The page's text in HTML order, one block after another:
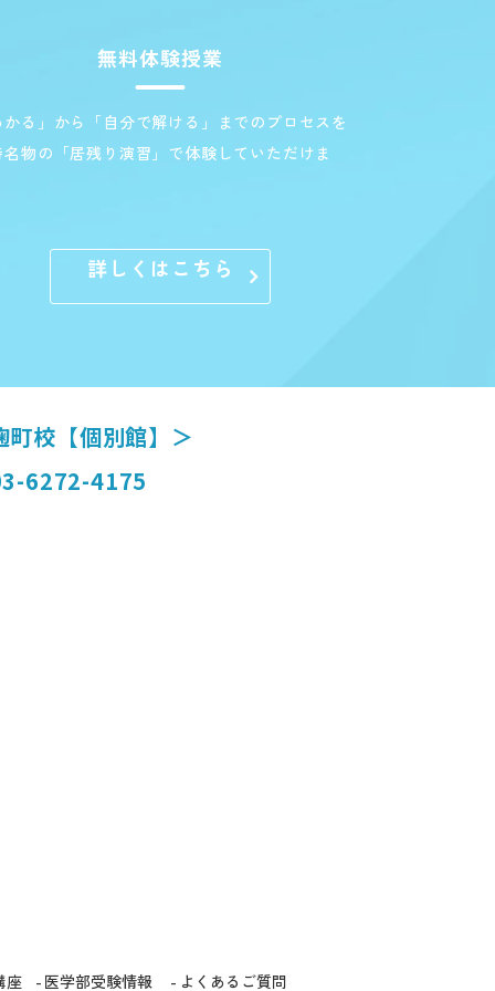
無料体験授業
かる」から「自分で解ける」までのプロセスを
名物の「居残り演習」で体験していただけま
詳しくはこちら
町校【個別館】＞
6272-4175
座
医学部受験情報
よくあるご質問